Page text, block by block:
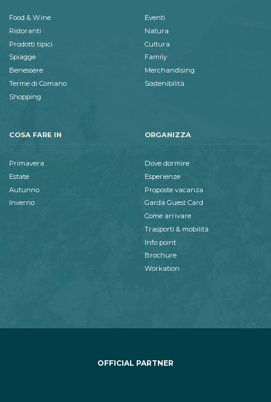
Food & Wine
Ristoranti
Prodotti tipici
Spiagge
Benessere
Terme di Comano
Shopping
Eventi
Natura
Cultura
Family
Merchandising
Sostenibilità
COSA FARE IN
Primavera
Estate
Autunno
Inverno
ORGANIZZA
Dove dormire
Esperienze
Proposte vacanza
Garda Guest Card
Come arrivare
Trasporti & mobilità
Info point
Brochure
Workation
OFFICIAL PARTNER